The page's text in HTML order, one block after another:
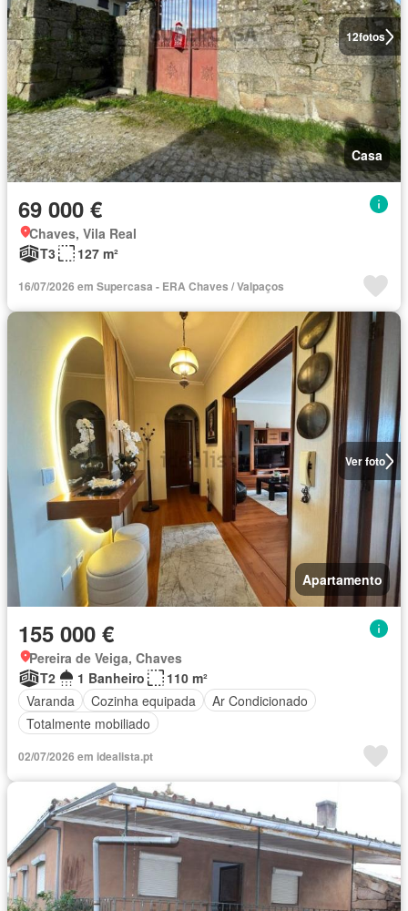
12fotos
Casa
69 000 €
Chaves, Vila Real
T3
127 m²
16/07/2026 em Supercasa - ERA Chaves / Valpaços
Ver foto
Apartamento
155 000 €
Pereira de Veiga, Chaves
T2
1 Banheiro
110 m²
Varanda
Cozinha equipada
Ar Condicionado
Totalmente mobiliado
02/07/2026 em idealista.pt